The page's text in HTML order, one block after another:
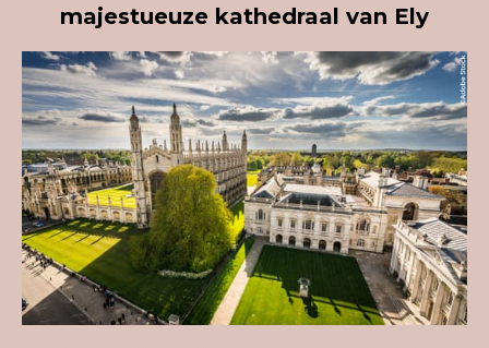
majestueuze kathedraal van Ely